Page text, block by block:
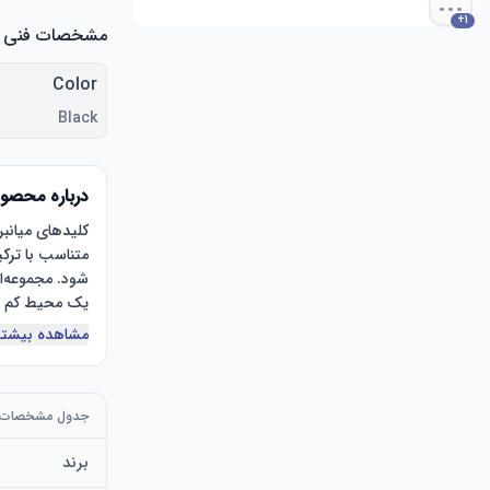
+1
مشخصات فنی
Color
Black
درباره
مشاهده
جدول مشخصات
برند